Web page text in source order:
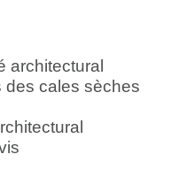
architectural
des cales sèches